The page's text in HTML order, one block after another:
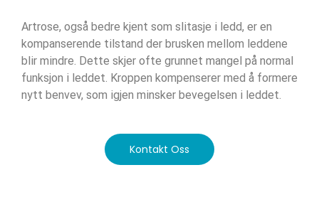
Artrose, også bedre kjent som slitasje i ledd, er en
kompanserende tilstand der brusken mellom leddene
blir mindre. Dette skjer ofte grunnet mangel på normal
funksjon i leddet. Kroppen kompenserer med å formere
nytt benvev, som igjen minsker bevegelsen i leddet.
Kontakt Oss